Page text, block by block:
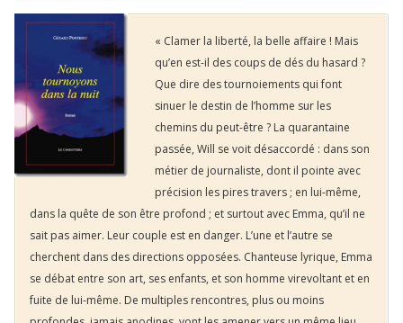
« Clamer la liberté, la belle affaire ! Mais
qu’en est-il des coups de dés du hasard ?
Que dire des tournoiements qui font
sinuer le destin de l’homme sur les
chemins du peut-être ? La quarantaine
passée, Will se voit désaccordé : dans son
métier de journaliste, dont il pointe avec
précision les pires travers ; en lui-même,
dans la quête de son être profond ; et surtout avec Emma, qu’il ne
sait pas aimer. Leur couple est en danger. L’une et l’autre se
cherchent dans des directions opposées. Chanteuse lyrique, Emma
se débat entre son art, ses enfants, et son homme virevoltant et en
fuite de lui-même. De multiples rencontres, plus ou moins